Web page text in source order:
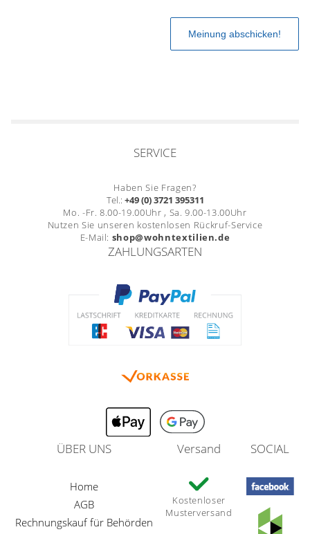
SERVICE
Haben Sie Fragen?
Tel.: +49 (0) 3721 395311
Mo. -Fr. 8.00-19.00Uhr , Sa. 9.00-13.00Uhr
Nutzen Sie unseren kostenlosen Rückruf-Service
E-Mail: shop@wohntextilien.de
ZAHLUNGSARTEN
ÜBER UNS
Home
AGB
Rechnungskauf für Behörden
Versand
Kostenloser
Musterversand
SOCIAL